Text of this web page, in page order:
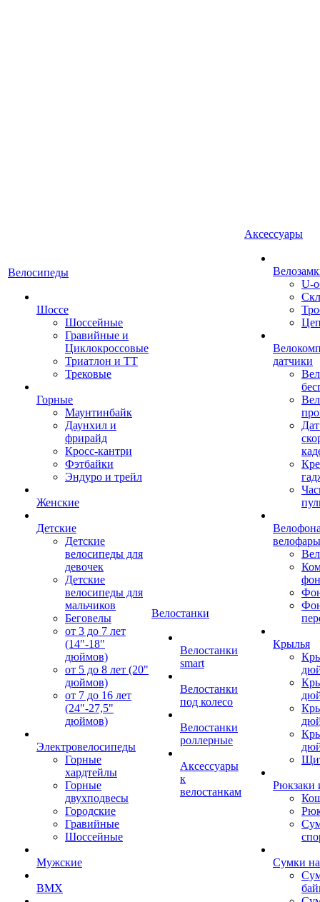
Велосипеды
Шоссе
Шоссейные
Гравийные и
Циклокроссовые
Триатлон и ТТ
Трековые
Горные
Маунтинбайк
Даунхил и
фрирайд
Кросс-кантри
Фэтбайки
Эндуро и трейл
Женские
Детские
Детские
велосипеды для
девочек
Детские
велосипеды для
мальчиков
Беговелы
от 3 до 7 лет
(14"-18"
дюймов)
от 5 до 8 лет (20"
дюймов)
от 7 до 16 лет
(24"-27,5"
дюймов)
Электровелосипеды
Горные
хардтейлы
Горные
двухподвесы
Городские
Гравийные
Шоссейные
Мужские
BMX
Велостанки
Велостанки
smart
Велостанки
под колесо
Велостанки
роллерные
Аксессуары
к
велостанкам
Аксессуары
U-
датчики
велофары
Крылья
Рюкзаки
Сумки